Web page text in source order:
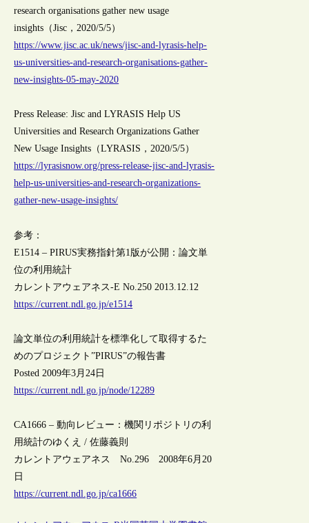
research organisations gather new usage
insights（Jisc，2020/5/5）
https://www.jisc.ac.uk/news/jisc-and-lyrasis-help-
us-universities-and-research-organisations-gather-
new-insights-05-may-2020
Press Release: Jisc and LYRASIS Help US
Universities and Research Organizations Gather
New Usage Insights（LYRASIS，2020/5/5）
https://lyrasisnow.org/press-release-jisc-and-lyrasis-
help-us-universities-and-research-organizations-
gather-new-usage-insights/
参考：
E1514 – PIRUS実務指針第1版が公開：論文単
位の利用統計
カレントアウェアネス-E No.250 2013.12.12
https://current.ndl.go.jp/e1514
論文単位の利用統計を標準化して取得するた
めのプロジェクト”PIRUS”の報告書
Posted 2009年3月24日
https://current.ndl.go.jp/node/12289
CA1666 – 動向レビュー：機関リポジトリの利
用統計のゆくえ / 佐藤義則
カレントアウェアネス No.296 2008年6月20
日
https://current.ndl.go.jp/ca1666